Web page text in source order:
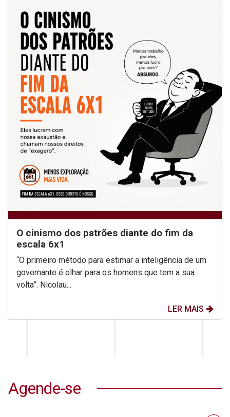
O cinismo dos patrões diante do fim da
escala 6x1
“O primeiro método para estimar a inteligência de um
governante é olhar para os homens que tem a sua
volta”. Nicolau...
LER MAIS
Agende-se